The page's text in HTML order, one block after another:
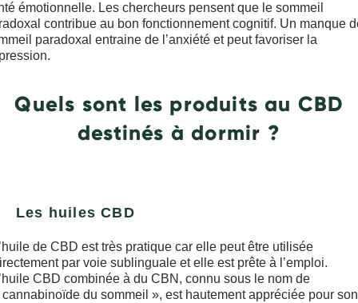
émotionnelle. Les chercheurs pensent que le sommeil
contribue au bon fonctionnement cognitif. Un manque
paradoxal entraine de l’anxiété et peut favoriser la
Quels sont les produits au CBD
destinés à dormir ?
Les huiles CBD
de CBD est très pratique car elle peut être utilisée
par voie sublinguale et elle est prête à l’emploi.
CBD combinée à du CBN, connu sous le nom de
cannabinoïde du sommeil », est hautement appréciée pour son